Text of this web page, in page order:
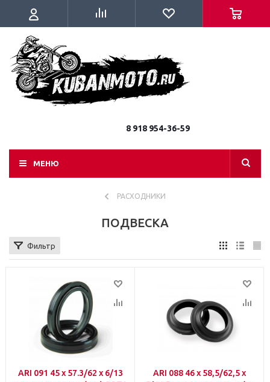
8 918 954-36-59
МЕНЮ
РАСХОДНИКИ
ПОДВЕСКА
Фильтр
ARI 091 45 x 57.3/62 x 6/13
ARI 088 46 x 58,5/62,5 x